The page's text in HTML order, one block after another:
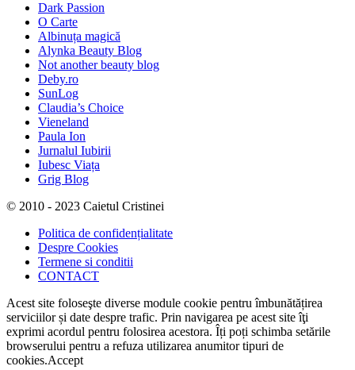
Dark Passion
O Carte
Albinuța magică
Alynka Beauty Blog
Not another beauty blog
Deby.ro
SunLog
Claudia’s Choice
Vieneland
Paula Ion
Jurnalul Iubirii
Iubesc Viața
Grig Blog
© 2010 - 2023 Caietul Cristinei
Politica de confidențialitate
Despre Cookies
Termene si conditii
CONTACT
Acest site foloseşte diverse module cookie pentru îmbunătățirea
serviciilor și date despre trafic. Prin navigarea pe acest site îţi
exprimi acordul pentru folosirea acestora. Îți poți schimba setările
browserului pentru a refuza utilizarea anumitor tipuri de
cookies.Accept